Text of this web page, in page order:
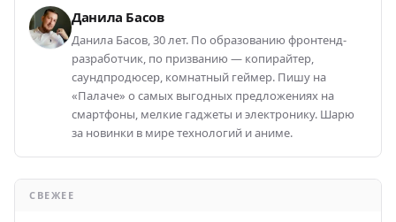
Данила Басов
Данила Басов, 30 лет. По образованию фронтенд-
разработчик, по призванию — копирайтер,
саундпродюсер, комнатный геймер. Пишу на
«Палаче» о самых выгодных предложениях на
смартфоны, мелкие гаджеты и электронику. Шарю
за новинки в мире технологий и аниме.
СВЕЖЕЕ